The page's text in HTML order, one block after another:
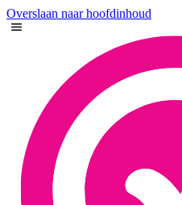
Overslaan naar hoofdinhoud